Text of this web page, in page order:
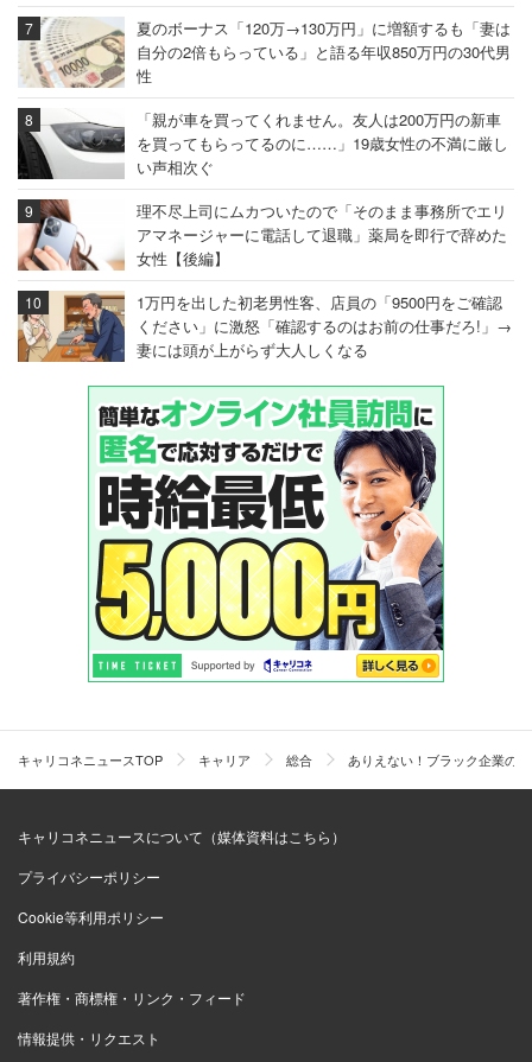
夏のボーナス「120万→130万円」に増額するも「妻は
自分の2倍もらっている」と語る年収850万円の30代男
性
「親が車を買ってくれません。友人は200万円の新車
を買ってもらってるのに……」19歳女性の不満に厳し
い声相次ぐ
理不尽上司にムカついたので「そのまま事務所でエリ
アマネージャーに電話して退職」薬局を即行で辞めた
女性【後編】
1万円を出した初老男性客、店員の「9500円をご確認
ください」に激怒「確認するのはお前の仕事だろ!」→
妻には頭が上がらず大人しくなる
キャリコネニュースTOP キャリア 総合 ありえない！ブラック企業の
キャリコネニュースについて（媒体資料はこちら）
プライバシーポリシー
Cookie等利用ポリシー
利用規約
著作権・商標権・リンク・フィード
情報提供・リクエスト